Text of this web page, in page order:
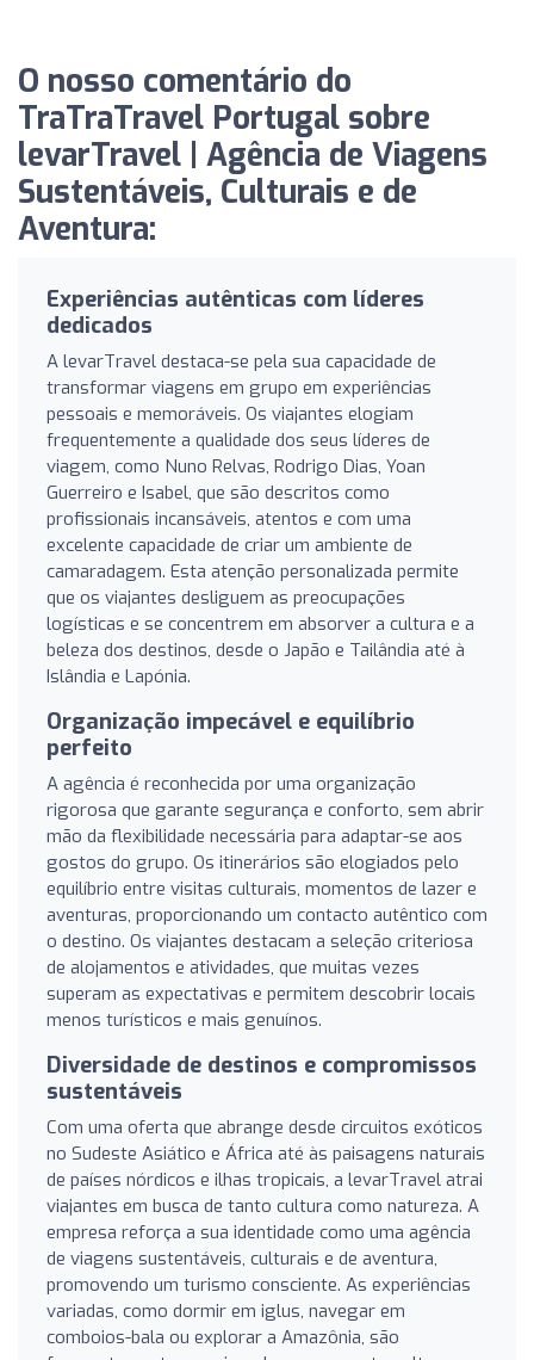
O nosso comentário do
TraTraTravel Portugal sobre
levarTravel | Agência de Viagens
Sustentáveis, Culturais e de
Aventura:
Experiências autênticas com líderes
dedicados
A levarTravel destaca-se pela sua capacidade de
transformar viagens em grupo em experiências
pessoais e memoráveis. Os viajantes elogiam
frequentemente a qualidade dos seus líderes de
viagem, como Nuno Relvas, Rodrigo Dias, Yoan
Guerreiro e Isabel, que são descritos como
profissionais incansáveis, atentos e com uma
excelente capacidade de criar um ambiente de
camaradagem. Esta atenção personalizada permite
que os viajantes desliguem as preocupações
logísticas e se concentrem em absorver a cultura e a
beleza dos destinos, desde o Japão e Tailândia até à
Islândia e Lapónia.
Organização impecável e equilíbrio
perfeito
A agência é reconhecida por uma organização
rigorosa que garante segurança e conforto, sem abrir
mão da flexibilidade necessária para adaptar-se aos
gostos do grupo. Os itinerários são elogiados pelo
equilíbrio entre visitas culturais, momentos de lazer e
aventuras, proporcionando um contacto autêntico com
o destino. Os viajantes destacam a seleção criteriosa
de alojamentos e atividades, que muitas vezes
superam as expectativas e permitem descobrir locais
menos turísticos e mais genuínos.
Diversidade de destinos e compromissos
sustentáveis
Com uma oferta que abrange desde circuitos exóticos
no Sudeste Asiático e África até às paisagens naturais
de países nórdicos e ilhas tropicais, a levarTravel atrai
viajantes em busca de tanto cultura como natureza. A
empresa reforça a sua identidade como uma agência
de viagens sustentáveis, culturais e de aventura,
promovendo um turismo consciente. As experiências
variadas, como dormir em iglus, navegar em
comboios-bala ou explorar a Amazônia, são